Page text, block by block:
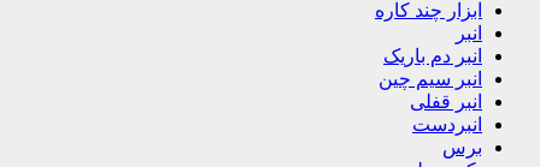
ابزار چند کاره
انبر
انبر دم باریک
انبر سیم چین
انبر قفلی
انبردست
برس